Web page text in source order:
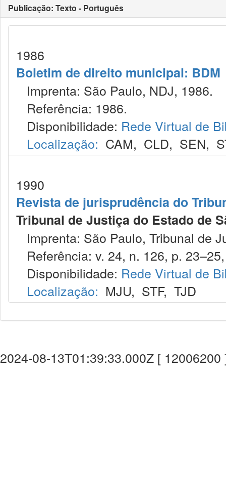
Publicação: Texto - Português
1986
Boletim de direito municipal: BDM
Imprenta: São Paulo, NDJ, 1986.
Referência: 1986.
Disponibilidade: Rede Virtual de
Localização: CAM, CLD, SEN,
1990
Revista de jurisprudência do
Tribunal de Justiça do Estado de
Imprenta: São Paulo, Tribunal de
Referência: v. 24, n. 126, p.
Disponibilidade: Rede Virtual de
Localização: MJU, STF, TJD
2024-08-13T01:39:33.000Z [ 12006200